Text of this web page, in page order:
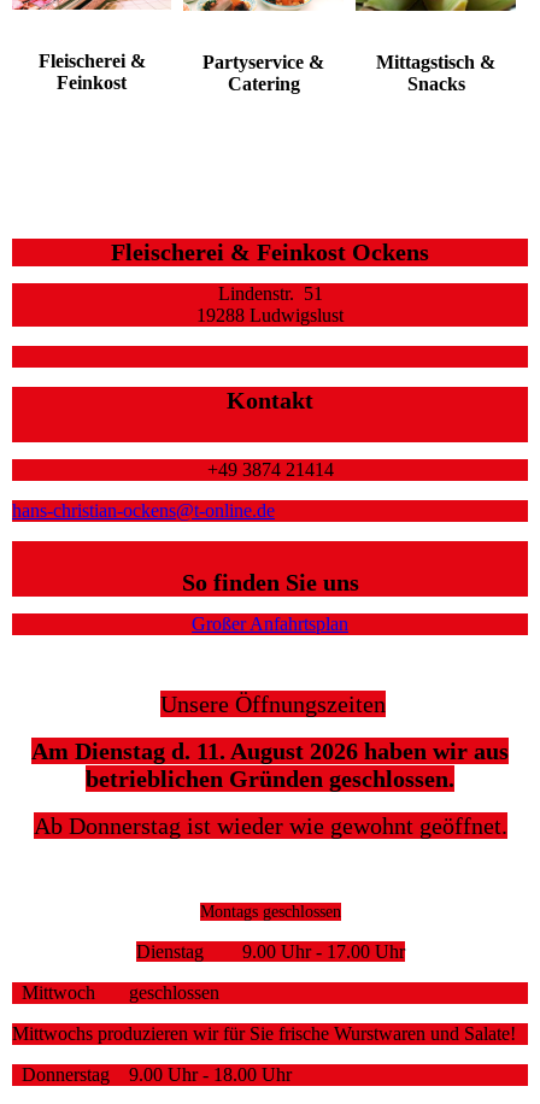
Fleischerei &
Feinkost
Partyservice &
Catering
Mittagstisch &
Snacks
Fleischerei & Feinkost Ockens
Lindenstr. 51
19288 Ludwigslust
Kontakt
+49 3874 21414
hans-christian-ockens@t-online.de
So finden Sie uns
Großer Anfahrtsplan
Unsere Öffnungszeiten
Am Dienstag d. 11. August 2026 haben wir aus
betrieblichen Gründen geschlossen.
Ab Donnerstag ist wieder wie gewohnt geöffnet.
Montags geschlossen
Dienstag 9.00 Uhr - 17.00 Uhr
Mittwoch geschlossen
Mittwochs produzieren wir für Sie frische Wurstwaren und Salate!
Donnerstag 9.00 Uhr - 18.00 Uhr